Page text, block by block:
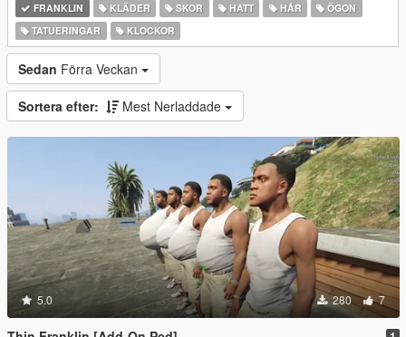
FRANKLIN KLÄDER SKOR HATT HÅR
ÖGON
TATUERINGAR
KLOCKOR
Sedan Förra Veckan
Sortera efter: Mest Nerladdade
5.0 280 7